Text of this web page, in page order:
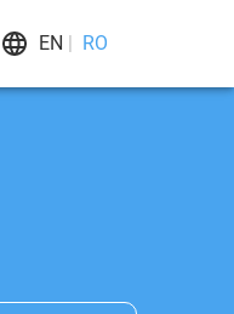
EN RO